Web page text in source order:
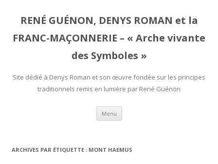
RENÉ GUÉNON, DENYS ROMAN et la
FRANC-MAÇONNERIE – « Arche vivante
des Symboles »
Site dédié à Denys Roman et son œuvre fondée sur les principes
traditionnels remis en lumière par René Guénon
Menu Aller
contenu
ARCHIVES PAR ÉTIQUETTE : MONT HAEMUS